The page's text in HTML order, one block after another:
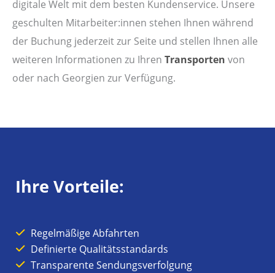
digitale Welt mit dem besten Kundenservice. Unsere
geschulten Mitarbeiter:innen stehen Ihnen während
der Buchung jederzeit zur Seite und stellen Ihnen alle
weiteren Informationen zu Ihren Transporten von
oder nach Georgien zur Verfügung.
Ihre Vorteile:
Regelmäßige Abfahrten
Definierte Qualitätsstandards
Transparente Sendungsverfolgung